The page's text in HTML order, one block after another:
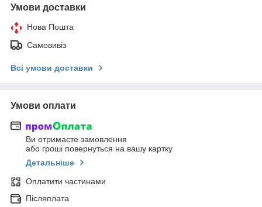
Умови доставки
Нова Пошта
Самовивіз
Всі умови доставки
Умови оплати
Ви отримаєте замовлення
або гроші повернуться на вашу картку
Детальніше
Оплатити частинами
Післяплата